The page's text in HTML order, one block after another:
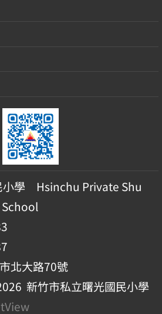
小學 Hsinchu Private Shu
北大路70號
新竹市私立曙光國民小學